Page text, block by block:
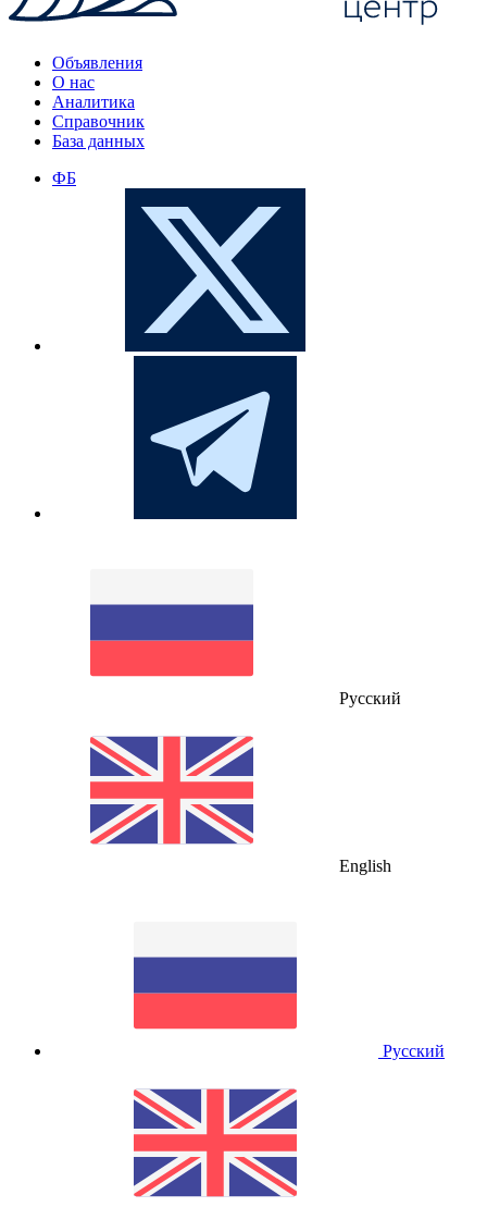
Объявления
О нас
Аналитика
Справочник
База данных
ФБ
Русский
English
Русский